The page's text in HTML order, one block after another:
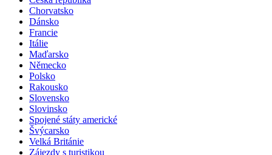
Chorvatsko
Dánsko
Francie
Itálie
Maďarsko
Německo
Polsko
Rakousko
Slovensko
Slovinsko
Spojené státy americké
Švýcarsko
Velká Británie
Zájezdy s turistikou